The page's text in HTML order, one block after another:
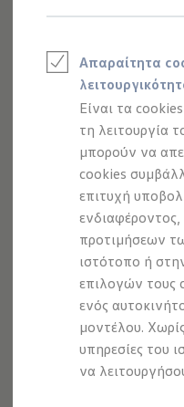
Απαραίτητα
Είναι τα
τη λειτουργία
μπορούν να
cookies
επιτυχή
προτιμήσεων
ιστότοπο ή
επιλογών τους
ενός
μοντέλου.
υπηρεσίες του
να
Golf GTE
Νέο Tayron
e-Tools για
ID. Ενημερώσεις
We Charge -
Εύρεση
ID. Charger
Ενημέρωση ID.
Πλατφόρμα
Μύθοι &
Πού
Πόσο
Πώς
Πώς
Η αντλία
Η
Το
Διαθέσιμα νέα και
Διαθέσιμα νέα
Σε περίπτωση που
οδηγού, το σύστημα
να τον επαναφέρει σε
καταφέρει, το σύστημα
διεύθυνσης του
και επιβραδύνοντάς το